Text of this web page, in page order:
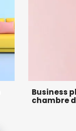
Business
chambre